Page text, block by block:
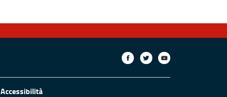
Accessibilità